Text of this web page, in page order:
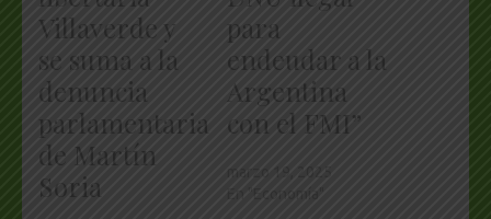
Villaverde y
se suma a la
denuncia
parlamentaria
de Martín
Soria
para
endeudar a la
Argentina
con el FMI”